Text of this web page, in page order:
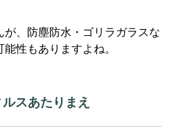
、防塵防水・ゴリラガラスな
性もありますよね。
スあたりまえ